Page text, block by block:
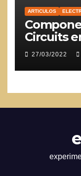
ARTICULOS
Circuits
27/03/2022